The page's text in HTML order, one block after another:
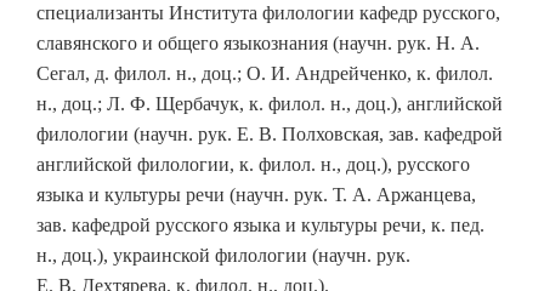
специализанты Института филологии кафедр русского,
славянского и общего языкознания (научн. рук. Н. А.
Сегал, д. филол. н., доц.; О. И. Андрейченко, к. филол.
н., доц.; Л. Ф. Щербачук, к. филол. н., доц.), английской
филологии (научн. рук. Е. В. Полховская, зав. кафедрой
английской филологии, к. филол. н., доц.), русского
языка и культуры речи (научн. рук. Т. А. Аржанцева,
зав. кафедрой русского языка и культуры речи, к. пед.
н., доц.), украинской филологии (научн. рук.
Е. В. Дехтярева, к. филол. н., доц.).